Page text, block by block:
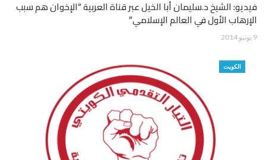
فيديو: الشيخ د.سليمان أبا الخيل عبر قناة العربية “الإخوان هم سبب
الإرهاب الأول في العالم الإسلامي”
9 يونيو 2014
الكويت